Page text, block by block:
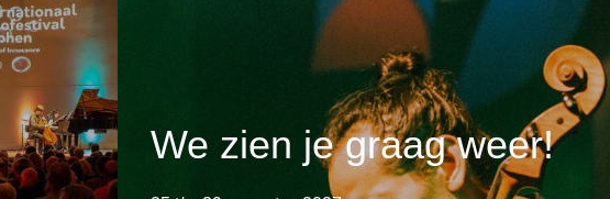
We zien je graag weer!